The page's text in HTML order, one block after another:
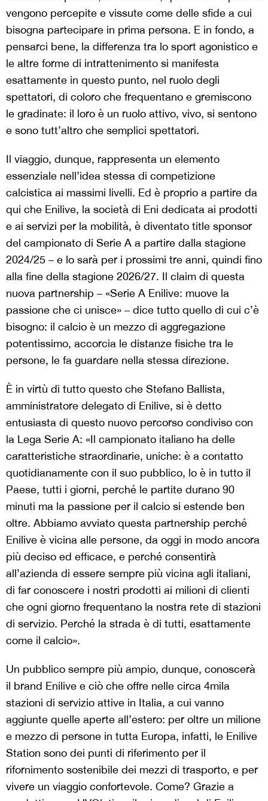
vengono percepite e vissute come delle sfide a cui
bisogna partecipare in prima persona. E in fondo, a
pensarci bene, la differenza tra lo sport agonistico e
le altre forme di intrattenimento si manifesta
esattamente in questo punto, nel ruolo degli
spettatori, di coloro che frequentano e gremiscono
le gradinate: il loro è un ruolo attivo, vivo, si sentono
e sono tutt’altro che semplici spettatori.
Il viaggio, dunque, rappresenta un elemento
essenziale nell’idea stessa di competizione
calcistica ai massimi livelli. Ed è proprio a partire da
qui che Enilive, la società di Eni dedicata ai prodotti
e ai servizi per la mobilità, è diventato title sponsor
del campionato di Serie A a partire dalla stagione
2024/25 – e lo sarà per i prossimi tre anni, quindi fino
alla fine della stagione 2026/27. Il claim di questa
nuova partnership – «Serie A Enilive: muove la
passione che ci unisce» – dice tutto quello di cui c’è
bisogno: il calcio è un mezzo di aggregazione
potentissimo, accorcia le distanze fisiche tra le
persone, le fa guardare nella stessa direzione.
È in virtù di tutto questo che Stefano Ballista,
amministratore delegato di Enilive, si è detto
entusiasta di questo nuovo percorso condiviso con
la Lega Serie A: «Il campionato italiano ha delle
caratteristiche straordinarie, uniche: è a contatto
quotidianamente con il suo pubblico, lo è in tutto il
Paese, tutti i giorni, perché le partite durano 90
minuti ma la passione per il calcio si estende ben
oltre. Abbiamo avviato questa partnership perché
Enilive è vicina alle persone, da oggi in modo ancora
più deciso ed efficace, e perché consentirà
all’azienda di essere sempre più vicina agli italiani,
di far conoscere i nostri prodotti ai milioni di clienti
che ogni giorno frequentano la nostra rete di stazioni
di servizio. Perché la strada è di tutti, esattamente
come il calcio».
Un pubblico sempre più ampio, dunque, conoscerà
il brand Enilive e ciò che offre nelle circa 4mila
stazioni di servizio attive in Italia, a cui vanno
aggiunte quelle aperte all’estero: per oltre un milione
e mezzo di persone in tutta Europa, infatti, le Enilive
Station sono dei punti di riferimento per il
rifornimento sostenibile dei mezzi di trasporto, e per
vivere un viaggio confortevole. Come? Grazie a